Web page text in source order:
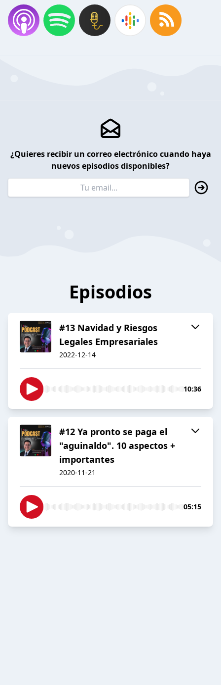
¿Quieres recibir un correo electrónico cuando haya
nuevos episodios disponibles?
Episodios
#13 Navidad y Riesgos
Legales Empresariales
2022-12-14
10:36
#12 Ya pronto se paga el
"aguinaldo". 10 aspectos +
importantes
2020-11-21
05:15